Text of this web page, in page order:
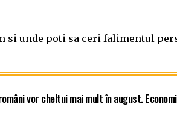
si unde poti sa ceri falimentul
vor cheltui mai mult în august.